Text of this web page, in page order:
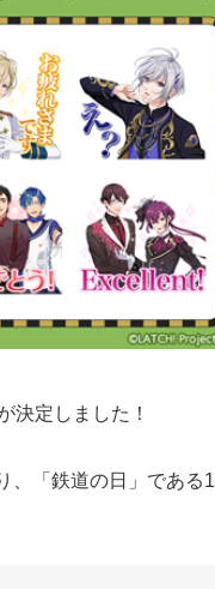
決定しました！
、「鉄道の日」である1